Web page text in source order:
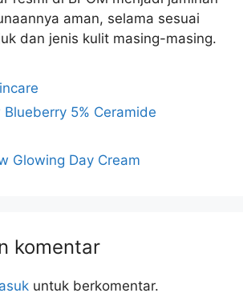
aman, selama sesuai
dan jenis kulit masing-masing.
Blueberry 5% Ceramide
Glowing Day Cream
komentar
untuk berkomentar.